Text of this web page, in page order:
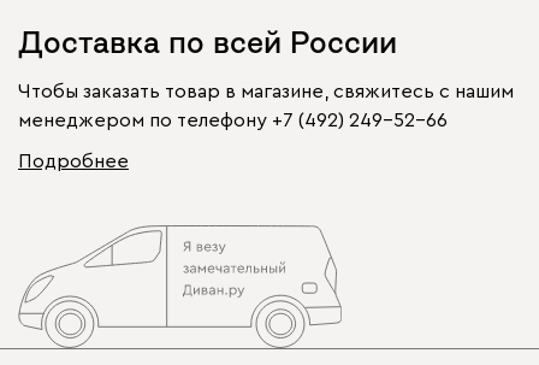
Доставка по всей России
Чтобы заказать товар в магазине, свяжитесь с нашим
менеджером по телефону +7 (492) 249-52-66
Подробнее